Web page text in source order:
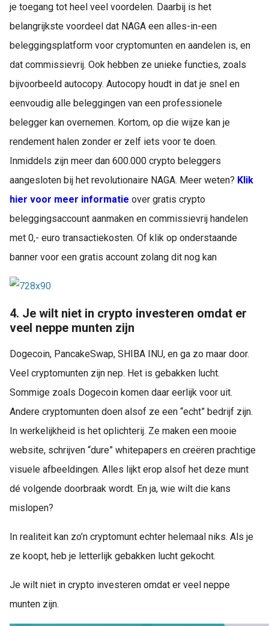
je toegang tot heel veel voordelen. Daarbij is het
belangrijkste voordeel dat NAGA een alles-in-een
beleggingsplatform voor cryptomunten en aandelen is, en
dat commissievrij. Ook hebben ze unieke functies, zoals
bijvoorbeeld autocopy. Autocopy houdt in dat je snel en
eenvoudig alle beleggingen van een professionele
belegger kan overnemen. Kortom, op die wijze kan je
rendement halen zonder er zelf iets voor te doen.
Inmiddels zijn meer dan 600.000 crypto beleggers
aangesloten bij het revolutionaire NAGA. Meer weten? Klik
hier voor meer informatie over gratis crypto
beleggingsaccount aanmaken en commissievrij handelen
met 0,- euro transactiekosten. Of klik op onderstaande
banner voor een gratis account zolang dit nog kan
4. Je wilt niet in crypto investeren omdat er
veel neppe munten zijn
Dogecoin, PancakeSwap, SHIBA INU, en ga zo maar door.
Veel cryptomunten zijn nep. Het is gebakken lucht.
Sommige zoals Dogecoin komen daar eerlijk voor uit.
Andere cryptomunten doen alsof ze een “echt” bedrijf zijn.
In werkelijkheid is het oplichterij. Ze maken een mooie
website, schrijven “dure” whitepapers en creëren prachtige
visuele afbeeldingen. Alles lijkt erop alsof het deze munt
dé volgende doorbraak wordt. En ja, wie wilt die kans
mislopen?
In realiteit kan zo’n cryptomunt echter helemaal niks. Als je
ze koopt, heb je letterlijk gebakken lucht gekocht.
Je wilt niet in crypto investeren omdat er veel neppe
munten zijn.